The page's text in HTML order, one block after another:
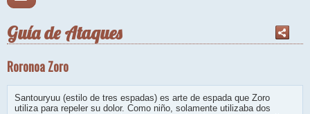
Guía de Ataques
Roronoa Zoro
Santouryuu (estilo de tres espadas) es arte de espada que Zoro
utiliza para repeler su dolor. Como niño, solamente utilizaba dos